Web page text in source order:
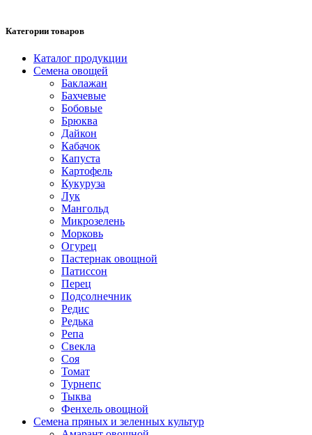
Категории товаров
Каталог продукции
Семена овощей
Баклажан
Бахчевые
Бобовые
Брюква
Дайкон
Кабачок
Капуста
Картофель
Кукуруза
Лук
Мангольд
Микрозелень
Морковь
Огурец
Пастернак овощной
Патиссон
Перец
Подсолнечник
Редис
Редька
Репа
Свекла
Соя
Томат
Турнепс
Тыква
Фенхель овощной
Семена пряных и зеленных культур